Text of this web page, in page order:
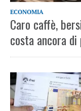
ECONOMIA
Caro caffè,
costa ancora di